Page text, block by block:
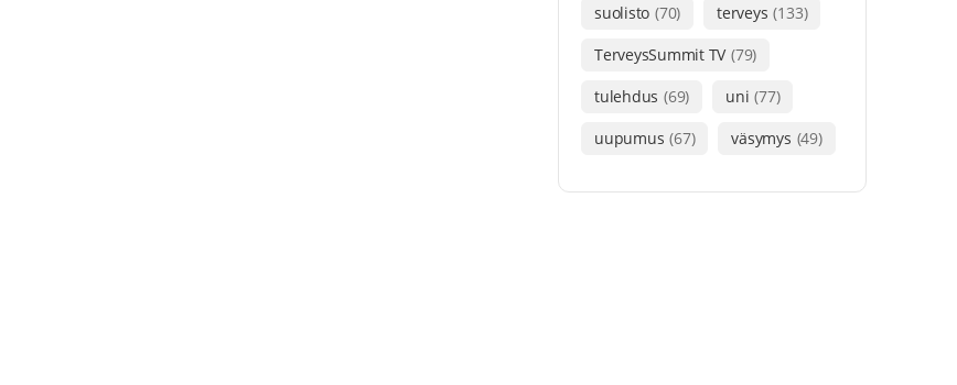
suolisto (70) terveys (133)
TerveysSummit TV (79)
tulehdus (69) uni (77)
uupumus (67) väsymys (49)